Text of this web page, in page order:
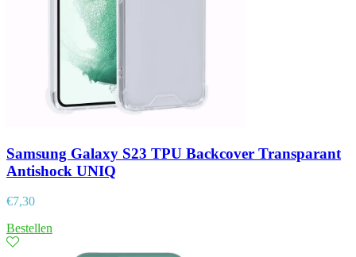
Samsung Galaxy S23 TPU Backcover Transparant
Antishock UNIQ
€7,30
Bestellen